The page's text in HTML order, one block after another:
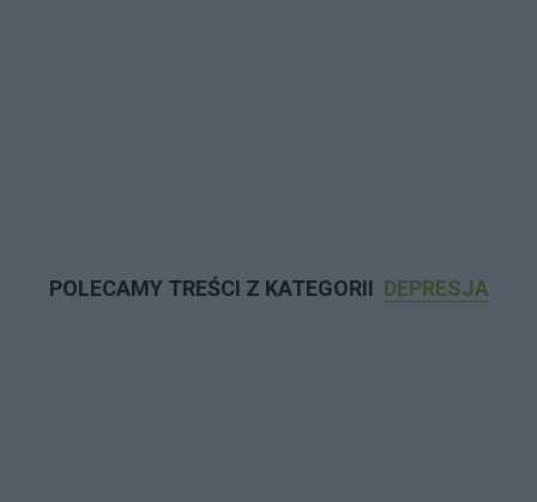
POLECAMY TREŚCI Z KATEGORII DEPRESJA